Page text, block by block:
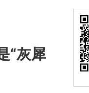
“灰犀